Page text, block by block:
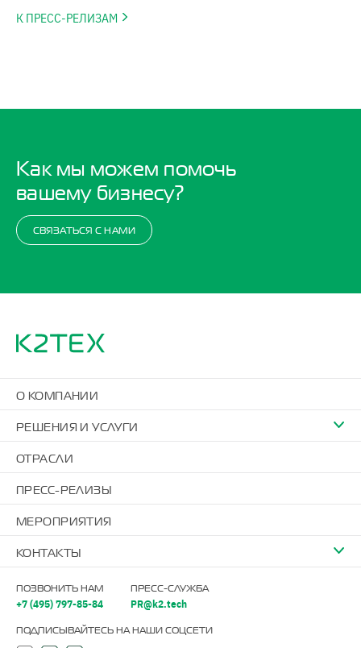
К ПРЕСС-РЕЛИЗАМ
Как мы можем помочь
вашему бизнесу?
СВЯЗАТЬСЯ С НАМИ
О КОМПАНИИ
РЕШЕНИЯ И УСЛУГИ
ОТРАСЛИ
ПРЕСС-РЕЛИЗЫ
МЕРОПРИЯТИЯ
КОНТАКТЫ
ПОЗВОНИТЬ НАМ
+7 (495) 797-85-84
ПРЕСС-СЛУЖБА
PR@k2.tech
ПОДПИСЫВАЙТЕСЬ НА НАШИ СОЦСЕТИ